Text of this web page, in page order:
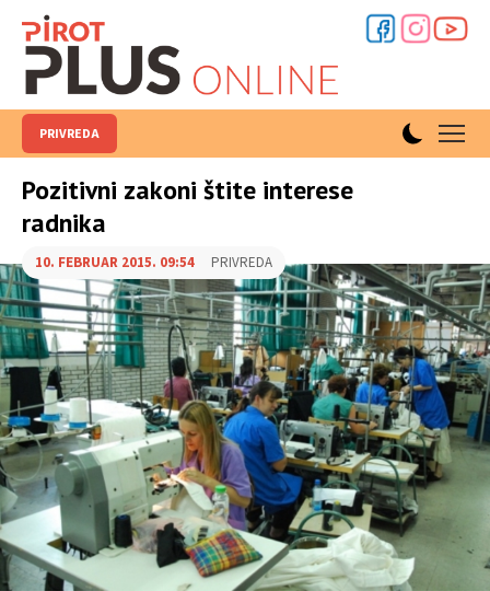
PRIVREDA
Pozitivni zakoni štite interese
radnika
10. FEBRUAR 2015. 09:54 PRIVREDA